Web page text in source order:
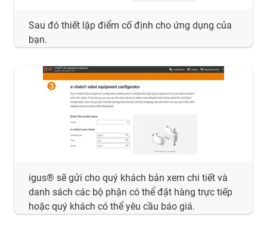
Sau đó thiết lập điểm cố định cho ứng dụng của
bạn.
igus® sẽ gửi cho quý khách bản xem chi tiết và
danh sách các bộ phận có thể đặt hàng trực tiếp
hoặc quý khách có thể yêu cầu báo giá.